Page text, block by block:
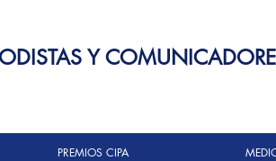
Y
PREMIOS CIPA